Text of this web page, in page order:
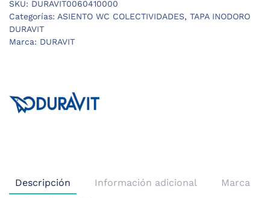
TAPA
INODORO
cantidad
SKU: DURAVIT0060410000
Categorías: ASIENTO WC COLECTIVIDADES, TAPA INODORO
DURAVIT
Marca: DURAVIT
Descripción Información adicional
Marca